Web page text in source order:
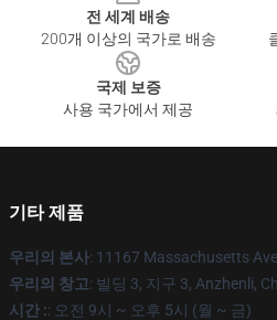
전 세계 배송
200개 이상의 국가로 배송
국제 보증
사용 국가에서 제공
기타 제품
우리의 본사: 11167 Massachusetts
우리의 창고: 빌딩 3, 지구 3, Anzhenli,
시간 :: 오전 9시 ~ 오후 5시 (월 ~ 금)